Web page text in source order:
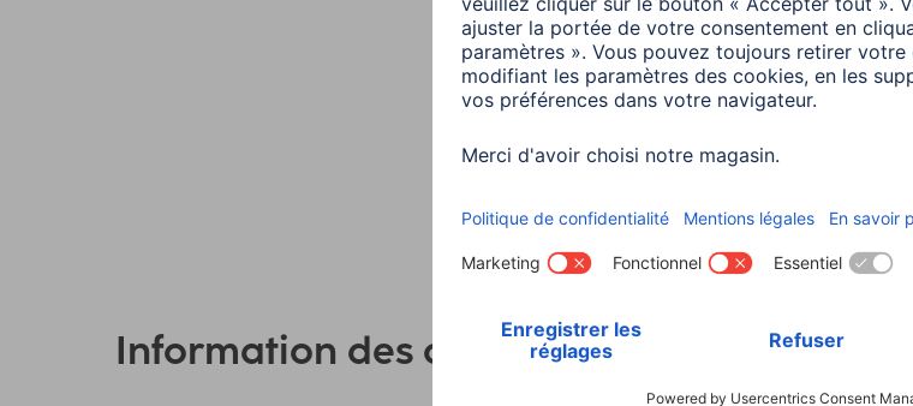
Classe d'efficacité énergétique (A à
Consommation d'énergie en mode
Durée de vie L70B50 - LED et OLED
Flux lumineux utile (Φ360)
Information des consommateurs